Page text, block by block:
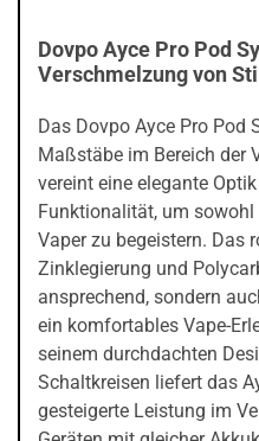
Dovpo Ayce Pro Pod
Verschmelzung von
Das Dovpo Ayce Pro Pod
Maßstäbe im Bereich der
vereint eine elegante
Funktionalität, um
Vaper zu begeistern. Das
Zinklegierung und
ansprechend, sondern
ein komfortables Vape-
seinem durchdachten
Schaltkreisen liefert das
gesteigerte Leistung im